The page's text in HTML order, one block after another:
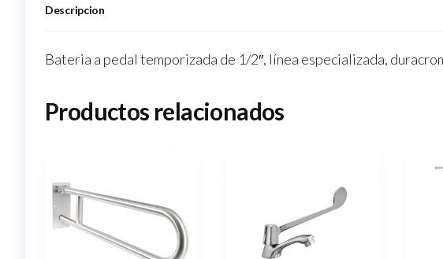
Descripcion
Bateria a pedal temporizada de 1/2″, línea especializada,
Productos relacionados